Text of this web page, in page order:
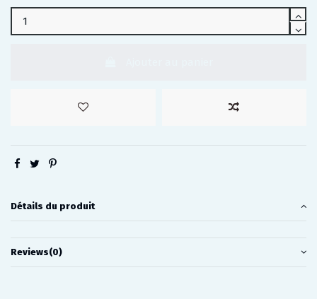
Détails du produit
Reviews(0)